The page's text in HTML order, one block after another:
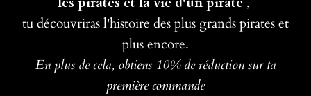
tu découvriras l'histoire des plus grands pirates et
plus encore.
En plus de cela, obtiens 10% de réduction sur ta
première commande